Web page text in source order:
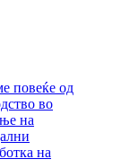
повеќе од
во
на
на